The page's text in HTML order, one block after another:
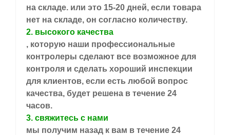
на складе. или это 15-20 дней, если товара
нет на складе, он согласно количеству.
2. высокого качества
, которую наши профессиональные
контролеры сделают все возможное для
контроля и сделать хороший инспекции
для клиентов, если есть любой вопрос
качества, будет решена в течение 24
часов.
3. свяжитесь с нами
мы получим назад к вам в течение 24